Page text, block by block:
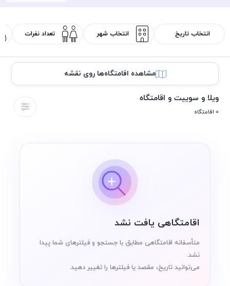
مشاهده اقامتگاه‌ها روی نقشه
ویلا و سوییت و اقامتگاه
0 اقامتگاه
اقامتگاهی یافت نشد
متأسفانه اقامتگاهی مطابق با جستجو و فیلترهای شما پیدا
نشد.
می‌توانید تاریخ، مقصد یا فیلترها را تغییر دهید.